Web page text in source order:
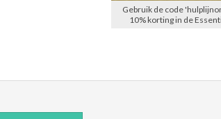
Gebruik de code
10% korting in de